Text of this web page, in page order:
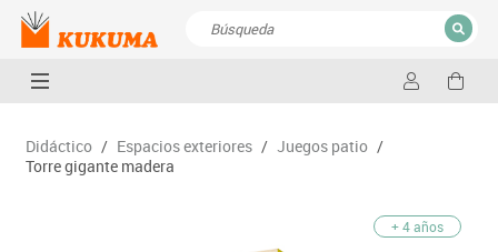
CERRAR
Didáctico / Espacios exteriores / Juegos patio /
Torre gigante madera
+ 4 años